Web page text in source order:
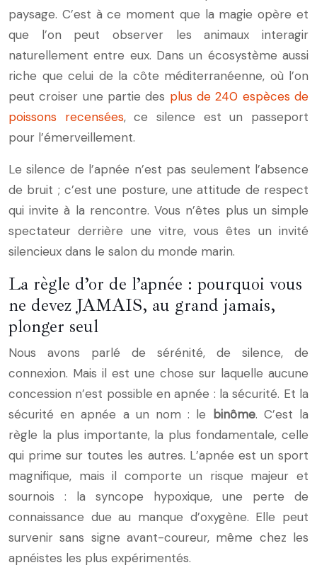
paysage. C’est à ce moment que la magie opère et
que l’on peut observer les animaux interagir
naturellement entre eux. Dans un écosystème aussi
riche que celui de la côte méditerranéenne, où l’on
peut croiser une partie des plus de 240 espèces de
poissons recensées, ce silence est un passeport
pour l’émerveillement.
Le silence de l’apnée n’est pas seulement l’absence
de bruit ; c’est une posture, une attitude de respect
qui invite à la rencontre. Vous n’êtes plus un simple
spectateur derrière une vitre, vous êtes un invité
silencieux dans le salon du monde marin.
La règle d’or de l’apnée : pourquoi vous
ne devez JAMAIS, au grand jamais,
plonger seul
Nous avons parlé de sérénité, de silence, de
connexion. Mais il est une chose sur laquelle aucune
concession n’est possible en apnée : la sécurité. Et la
sécurité en apnée a un nom : le binôme. C’est la
règle la plus importante, la plus fondamentale, celle
qui prime sur toutes les autres. L’apnée est un sport
magnifique, mais il comporte un risque majeur et
sournois : la syncope hypoxique, une perte de
connaissance due au manque d’oxygène. Elle peut
survenir sans signe avant-coureur, même chez les
apnéistes les plus expérimentés.